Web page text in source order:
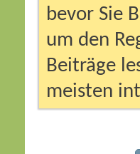
bevor Sie
um den
Beiträge
meisten